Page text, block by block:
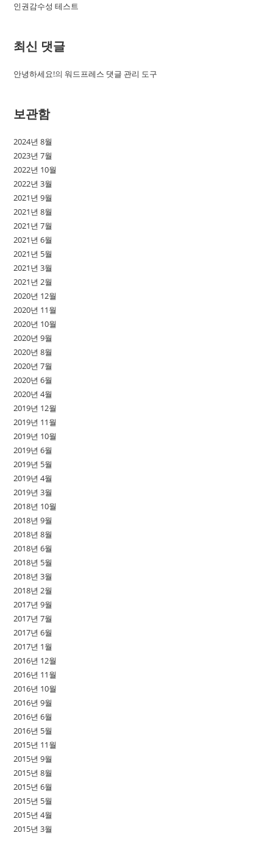
인권감수성 테스트
최신 댓글
안녕하세요!의워드프레스 댓글 관리 도구
보관함
2024년 8월
2023년 7월
2022년 10월
2022년 3월
2021년 9월
2021년 8월
2021년 7월
2021년 6월
2021년 5월
2021년 3월
2021년 2월
2020년 12월
2020년 11월
2020년 10월
2020년 9월
2020년 8월
2020년 7월
2020년 6월
2020년 4월
2019년 12월
2019년 11월
2019년 10월
2019년 6월
2019년 5월
2019년 4월
2019년 3월
2018년 10월
2018년 9월
2018년 8월
2018년 6월
2018년 5월
2018년 3월
2018년 2월
2017년 9월
2017년 7월
2017년 6월
2017년 1월
2016년 12월
2016년 11월
2016년 10월
2016년 9월
2016년 6월
2016년 5월
2015년 11월
2015년 9월
2015년 8월
2015년 6월
2015년 5월
2015년 4월
2015년 3월